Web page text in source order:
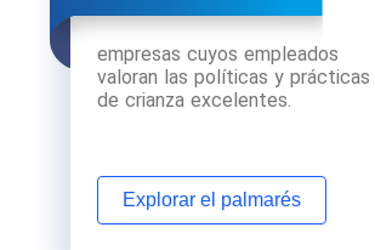
empresas cuyos empleados
valoran las políticas y prácticas
de crianza excelentes.
Explorar el palmarés